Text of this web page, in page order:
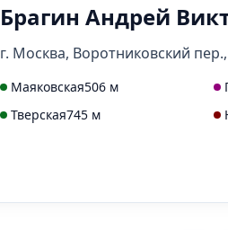
Брагин Андрей
г. Москва, Воротниковский
Маяковская506 м
Тверская745 м